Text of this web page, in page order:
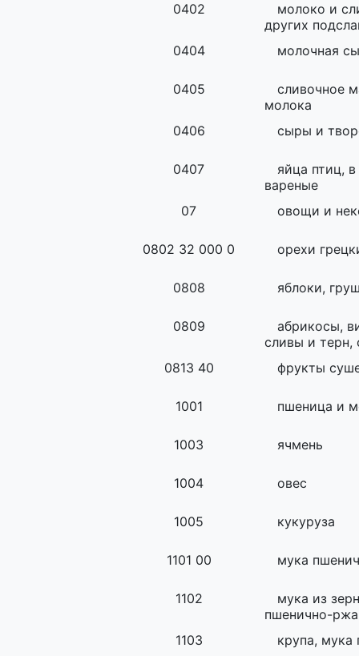
0402
молоко и
других
0404
молочная
0405
сливочное
молока
0406
сыры и
0407
яйца птиц,
вареные
07
овощи и
0802 32 000 0 орехи
0808 яблоки,
0809
абрикосы,
сливы и терн,
0813 40
фрукты
1001 пшеница и
1003 ячмень
1004 овес
1005 кукуруза
1101 00 мука
1102
мука из
пшенично-
1103
крупа, мука